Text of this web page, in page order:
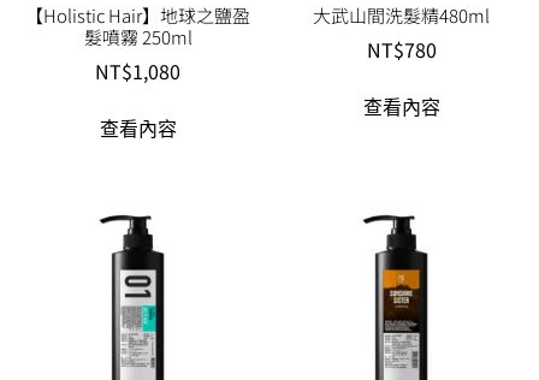
【Holistic Hair】地球之鹽盈
髮噴霧 250ml
NT$1,080
查看內容
大武山間洗髮精480ml
NT$780
查看內容